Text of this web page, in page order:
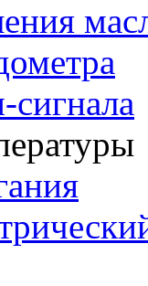
сигнала